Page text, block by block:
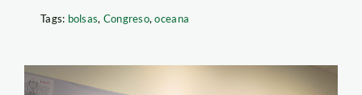
Tags: bolsas, Congreso,oceana